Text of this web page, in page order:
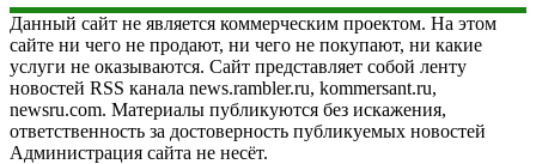
Данный сайт не является коммерческим проектом. На этом
сайте ни чего не продают, ни чего не покупают, ни какие
услуги не оказываются. Сайт представляет собой ленту
новостей RSS канала news.rambler.ru, kommersant.ru,
newsru.com. Материалы публикуются без искажения,
ответственность за достоверность публикуемых новостей
Администрация сайта не несёт.